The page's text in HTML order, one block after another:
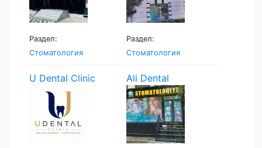
Раздел:
Стоматология
Раздел:
Стоматология
U Dental Clinic Ali Dental